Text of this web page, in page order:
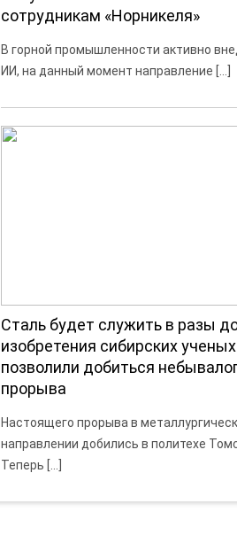
сотрудникам «Норникеля»
В горной промышленности активно
ИИ, на данный момент направление […]
Сталь будет служить в разы
изобретения сибирских ученых
позволили добиться
прорыва
Настоящего прорыва в
направлении добились в политехе
Теперь […]